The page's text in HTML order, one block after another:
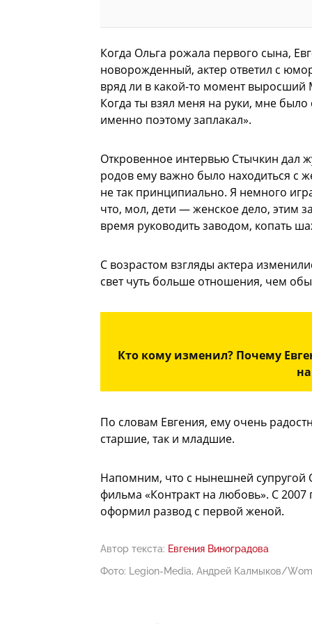
Когда Ольга рожала первого сына,
новорожденный, актер ответил с
вряд ли в какой-то момент выросший
Когда ты взял меня на руки, мне
именно поэтому заплакал».
Откровенное интервью Стычкин дал
родов ему важно было находиться с
не так принципиально. Я немного
что, мол, дети — женское дело, этим
время руководить заводом, копать
С возрастом взгляды актера
свет чуть больше отношения, чем
Кто кому изменил? Почему
По словам Евгения, ему очень
старшие, так и младшие.
Напомним, что с нынешней супругой
фильма «Контракт на любовь». С
оформил развод с первой женой.
Автор текста: Евгения Виноградова
Фото: Legion-Media, Андрей Калмыков/